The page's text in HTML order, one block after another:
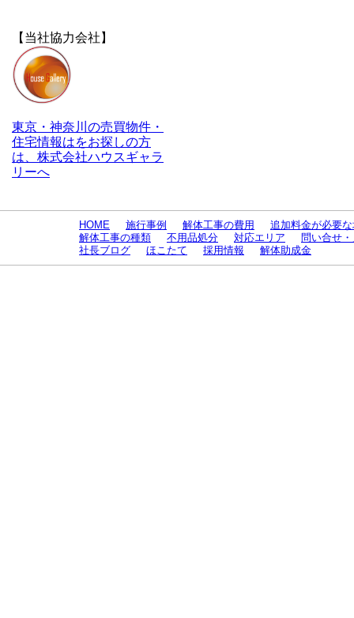
【当社協力会社】
東京・神奈川の売買物件・
住宅情報はをお探しの方
は、株式会社ハウスギャラ
リーへ
HOME 施行事例 解体工事の費用
追加料金が必要
解体工事の種類
不用品処分 対応エリア
問い合せ
社長ブログ
ほこたて 採用情報 解体助成金